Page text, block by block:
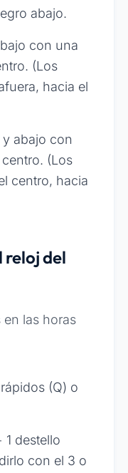
abajo.
con una
(Los
hacia el
abajo con
(Los
centro, hacia
reloj del
en las horas
(Q) o
1 destello
con el 3 o